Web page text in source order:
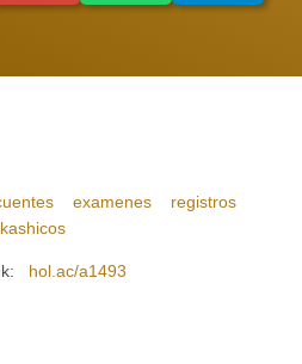
examenes
registros
hol.ac/a1493